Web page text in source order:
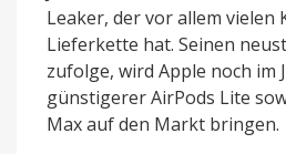
Leaker, der vor allem vielen
Lieferkette hat. Seinen
zufolge, wird Apple noch im
günstigerer AirPods Lite
Max auf den Markt bringen.